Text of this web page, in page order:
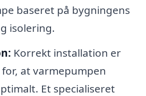
baseret på bygningens
isolering.
Korrekt installation er
at varmepumpen
Et specialiseret